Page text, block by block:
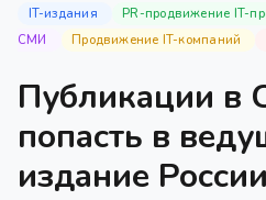
IT-издания PR-продвижение IT-
СМИ
Продвижение IT-компаний
Публикации в
попасть в
издание России